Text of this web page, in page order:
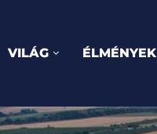
VILÁG ÉLMÉNYEK